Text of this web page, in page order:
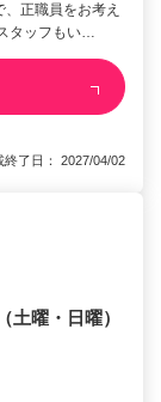
正職員をお考え
タッフもい…
了日： 2027/04/02
曜・日曜）